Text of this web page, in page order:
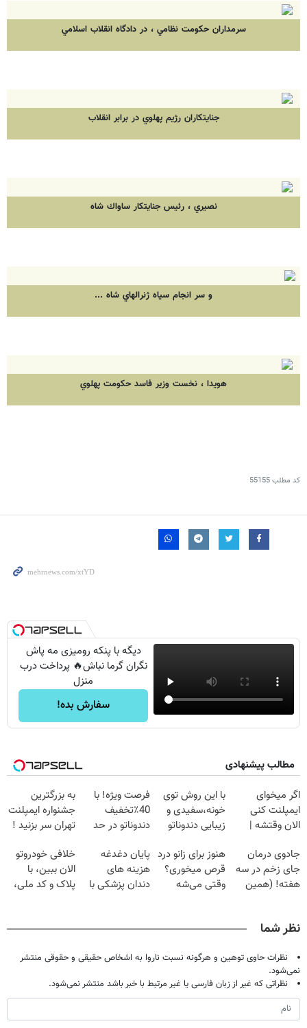
سرمداران حكومت نظامي ، در دادگاه انقلاب اسلامي
جنايتكاران رژيم پهلوي در برابر انقلاب
نصيري ، رئيس جنايتكار ساواك شاه
و سر انجام سياه ژنرالهاي شاه ...
هويدا ، نخست وزير فاسد حكومت پهلوي
کد مطلب55155
دیگه با پنکه رومیزی مه پاش
نگران گرما نباش🔥 پرداخت درب
منزل
سفارش بده!
مطالب پیشنهادی
اگر میخوای
ایمپلنت کنی
الان وقتشه |
میلیون تومان!!!
با این روش توی
خونه،سفیدی و
زیبایی دندوناتو
(40%off)
فرصت ویژه! با
40٪تخفیف
دندوناتو در حد
کن
به بزرگترین
جشنواره ایمپلنت
تهران سر بزنید !
میلیون !
جادوی درمان
جای زخم در سه
هفته! (همین
هنوز برای زانو درد
قرص میخوری؟
وقتی می‌شه
پایان دغدغه
هزینه های
دندان پزشکی با
خلافی خودروتو
الان ببین، با
پلاک و کد ملی،
نظر شما
نظرات حاوی توهین و هرگونه نسبت ناروا به اشخاص حقیقی و حقوقی منتشر
نمی‌شود.
نظراتی که غیر از زبان فارسی یا غیر مرتبط با خبر باشد منتشر نمی‌شود.